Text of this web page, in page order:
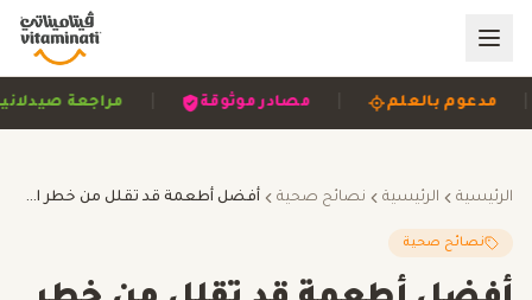
مبني على الأدلة مراجعة صيدلانية مصادر موثوقة
الرئيسية الرئيسية نصائح صحية أفضل أطعمة قد تقلل من خطر الإصابة بسرطان الثدي
نصائح صحية